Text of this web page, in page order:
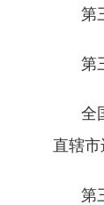
第
第
全
直辖
第